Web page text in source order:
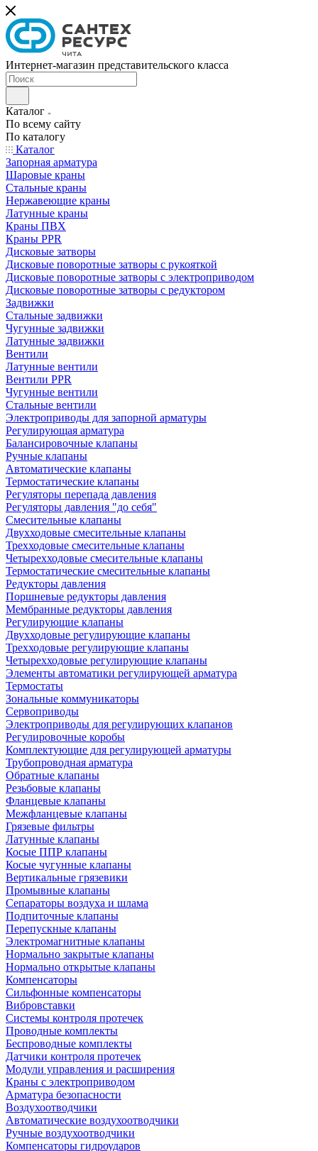
Интернет-магазин представительского класса
Каталог
По всему сайту
По каталогу
Каталог
Запорная арматура
Шаровые краны
Стальные краны
Нержавеющие краны
Латунные краны
Краны ПВХ
Краны PPR
Дисковые затворы
Дисковые поворотные затворы с рукояткой
Дисковые поворотные затворы с электроприводом
Дисковые поворотные затворы с редуктором
Задвижки
Стальные задвижки
Чугунные задвижки
Латунные задвижки
Вентили
Латунные вентили
Вентили PPR
Чугунные вентили
Стальные вентили
Электроприводы для запорной арматуры
Регулирующая арматура
Балансировочные клапаны
Ручные клапаны
Автоматические клапаны
Термостатические клапаны
Регуляторы перепада давления
Регуляторы давления "до себя"
Смесительные клапаны
Двухходовые смесительные клапаны
Трехходовые смесительные клапаны
Четырехходовые смесительные клапаны
Термостатические смесительные клапаны
Редукторы давления
Поршневые редукторы давления
Мембранные редукторы давления
Регулирующие клапаны
Двухходовые регулирующие клапаны
Трехходовые регулирующие клапаны
Четырехходовые регулирующие клапаны
Элементы автоматики регулирующей арматура
Термостаты
Зональные коммуникаторы
Сервоприводы
Электроприводы для регулирующих клапанов
Регулировочные коробы
Комплектующие для регулирующей арматуры
Трубопроводная арматура
Обратные клапаны
Резьбовые клапаны
Фланцевые клапаны
Межфланцевые клапаны
Грязевые фильтры
Латунные клапаны
Косые ППР клапаны
Косые чугунные клапаны
Вертикальные грязевики
Промывные клапаны
Сепараторы воздуха и шлама
Подпиточные клапаны
Перепускные клапаны
Электромагнитные клапаны
Нормально закрытые клапаны
Нормально открытые клапаны
Компенсаторы
Сильфонные компенсаторы
Вибровставки
Системы контроля протечек
Проводные комплекты
Беспроводные комплекты
Датчики контроля протечек
Модули управления и расширения
Краны с электроприводом
Арматура безопасности
Воздухоотводчики
Автоматические воздухоотводчики
Ручные воздухоотводчики
Компенсаторы гидроударов